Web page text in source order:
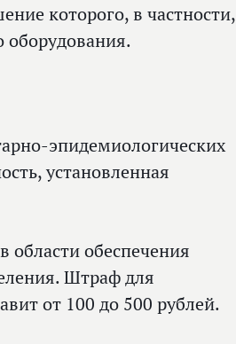
которого, в частности,
эпидемиологических
установленная
области обеспечения
Штраф для
от 100 до 500 рублей.